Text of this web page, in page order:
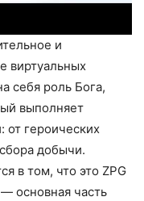
и
виртуальных
себя роль Бога,
выполняет
от героических
добычи.
в том, что это ZPG
основная часть